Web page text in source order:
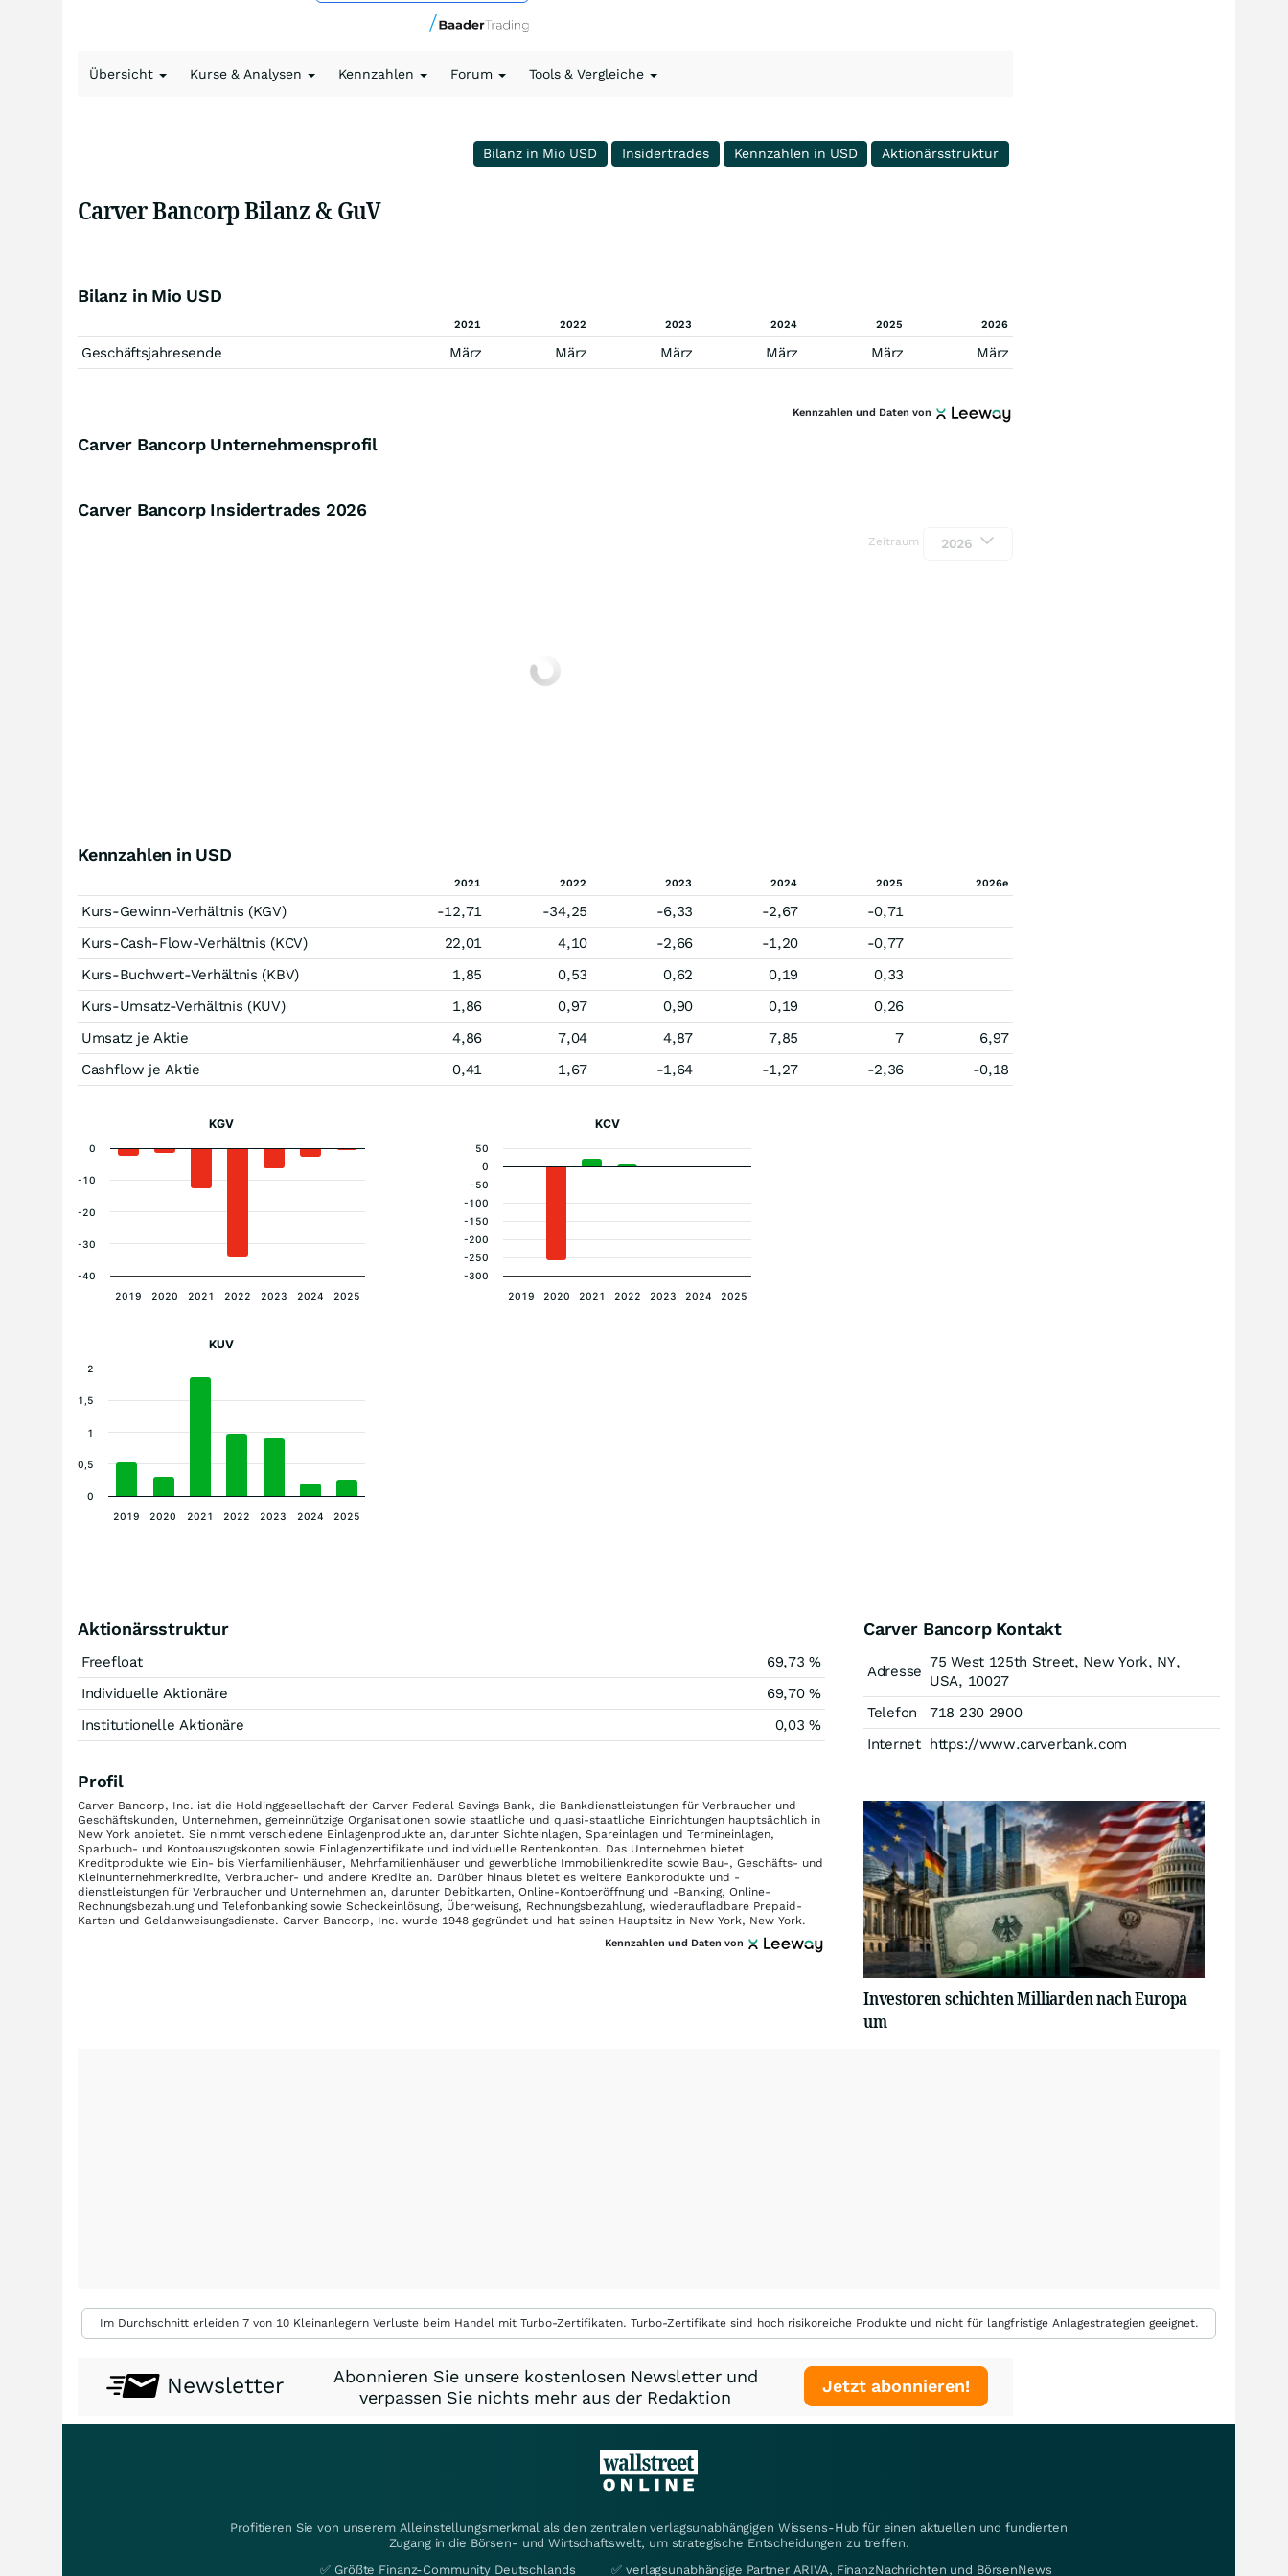
Übersicht Kurse & Analysen Kennzahlen Forum Tools & Vergleiche
Bilanz in Mio USD Insidertrades Kennzahlen in USD Aktionärsstruktur
Carver Bancorp Bilanz & GuV
Bilanz in Mio USD
2021 2022 2023 2024 2025 2026
Geschäftsjahresende März März März März März März
Kennzahlen und Daten von
Carver Bancorp Unternehmensprofil
Carver Bancorp Insidertrades 2026
Zeitraum 2026
Kennzahlen in USD
2021 2022 2023 2024 2025 2026e
Kurs-Gewinn-Verhältnis (KGV) -12,71 -34,25 -6,33 -2,67
-0,71
Kurs-Cash-Flow-Verhältnis (KCV)
22,01 4,10 -2,66 -1,20
-0,77
Kurs-Buchwert-Verhältnis (KBV)
1,85 0,53 0,62 0,19
0,33
Kurs-Umsatz-Verhältnis (KUV)
1,86 0,97 0,90 0,19
0,26
Umsatz je Aktie
4,86 7,04 4,87 7,85 7
6,97
Cashflow je Aktie
0,41 1,67 -1,64 -1,27 -2,36 -0,18
KGV
2019 2020 2021 2022 2023 2024 2025
-40
-30
-20
-10
0
KCV
2019 2020 2021 2022 2023 2024 2025
-300
-250
-200
-150
-100
-50
0
50
KUV
2019 2020 2021 2022 2023 2024 2025
0
0,5
1
1,5
2
Aktionärsstruktur
Freefloat
69,73 %
Individuelle Aktionäre
69,70 %
Institutionelle Aktionäre
0,03 %
Profil
Carver Bancorp, Inc. ist die Holdinggesellschaft der Carver Federal Savings Bank, die Bankdienstleistungen für Verbraucher und
Geschäftskunden, Unternehmen, gemeinnützige Organisationen sowie staatliche und quasi-staatliche Einrichtungen hauptsächlich in
New York anbietet. Sie nimmt verschiedene Einlagenprodukte an, darunter Sichteinlagen, Spareinlagen und Termineinlagen,
Sparbuch- und Kontoauszugskonten sowie Einlagenzertifikate und individuelle Rentenkonten. Das Unternehmen bietet
Kreditprodukte wie Ein- bis Vierfamilienhäuser, Mehrfamilienhäuser und gewerbliche Immobilienkredite sowie Bau-, Geschäfts- und
Kleinunternehmerkredite, Verbraucher- und andere Kredite an. Darüber hinaus bietet es weitere Bankprodukte und -
dienstleistungen für Verbraucher und Unternehmen an, darunter Debitkarten, Online-Kontoeröffnung und -Banking, Online-
Rechnungsbezahlung und Telefonbanking sowie Scheckeinlösung, Überweisung, Rechnungsbezahlung, wiederaufladbare Prepaid-
Karten und Geldanweisungsdienste. Carver Bancorp, Inc. wurde 1948 gegründet und hat seinen Hauptsitz in New York, New York.
Kennzahlen und Daten von
Carver Bancorp Kontakt
Adresse
75 West 125th Street, New York, NY,
USA, 10027
Telefon
718 230 2900
Internet https://www.carverbank.com
Investoren schichten Milliarden nach Europa
um
Im Durchschnitt erleiden 7 von 10 Kleinanlegern Verluste beim Handel mit Turbo-Zertifikaten. Turbo-Zertifikate sind hoch risikoreiche Produkte und nicht für langfristige Anlagestrategien geeignet.
Newsletter
Abonnieren Sie unsere kostenlosen Newsletter und
verpassen Sie nichts mehr aus der Redaktion
Jetzt abonnieren!
Profitieren Sie von unserem Alleinstellungsmerkmal als den zentralen verlagsunabhängigen Wissens-Hub für einen aktuellen und fundierten
Zugang in die Börsen- und Wirtschaftswelt, um strategische Entscheidungen zu treffen.
✅ Größte Finanz-Community Deutschlands
✅ verlagsunabhängige Partner ARIVA, FinanzNachrichten und BörsenNews